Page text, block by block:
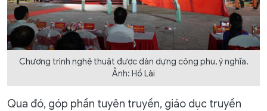
Chương trình nghệ thuật được dàn dựng công phu, ý nghĩa.
Ảnh: Hồ Lài
Qua đó, góp phần tuyên truyền, giáo dục truyền